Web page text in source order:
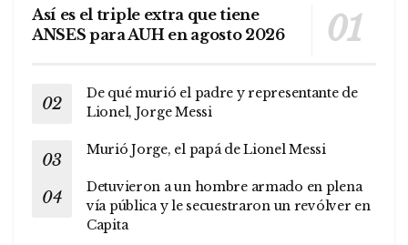
Así es el triple extra que tiene
ANSES para AUH en agosto 2026
De qué murió el padre y representante de
Lionel, Jorge Messi
Murió Jorge, el papá de Lionel Messi
Detuvieron a un hombre armado en plena
vía pública y le secuestraron un revólver en
Capita